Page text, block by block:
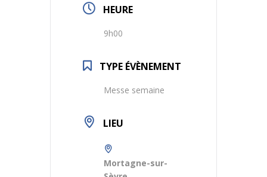
HEURE
9h00
TYPE ÉVÈNEMENT
Messe semaine
LIEU
Mortagne-sur-